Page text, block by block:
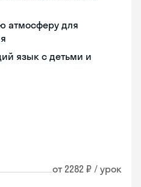
атмосферу для
язык с детьми и
от 2282 ₽ / урок